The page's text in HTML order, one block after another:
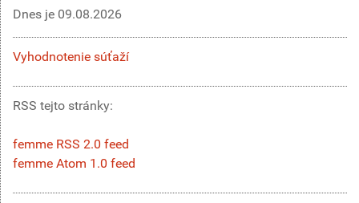
Dnes je 09.08.2026
Vyhodnotenie súťaží
RSS tejto stránky:
femme RSS 2.0 feed
femme Atom 1.0 feed